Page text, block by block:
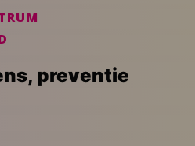
preventie